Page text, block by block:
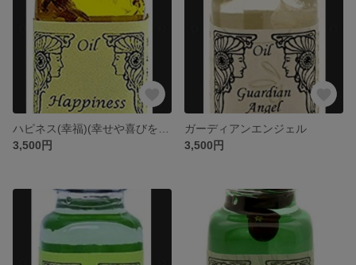
3,500円
ガーディアンエンジェル
3,500円